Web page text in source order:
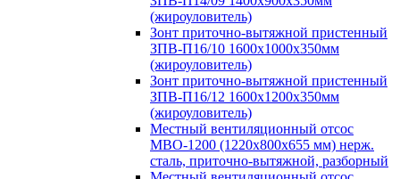
(жироуловитель)
Зонт приточно-вытяжной пристенный
ЗПВ-П16/10 1600х1000х350мм
(жироуловитель)
Зонт приточно-вытяжной пристенный
ЗПВ-П16/12 1600х1200х350мм
(жироуловитель)
Местный вентиляционный отсос
МВО-1200 (1220х800х655 мм) нерж.
сталь, приточно-вытяжной, разборный